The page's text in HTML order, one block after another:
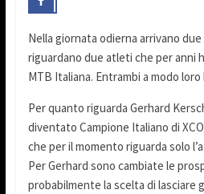
Nella giornata odierna arrivano
riguardano due atleti che per anni
MTB Italiana. Entrambi a modo
Per quanto riguarda Gerhard
diventato Campione Italiano di
che per il momento riguarda solo
Per Gerhard sono cambiate le
probabilmente la scelta di lasciare